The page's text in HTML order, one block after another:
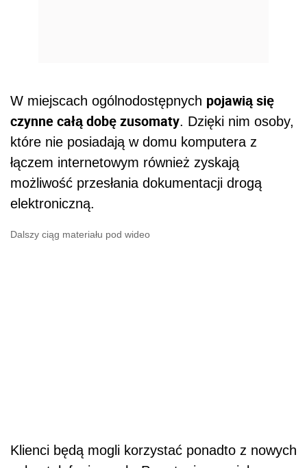
W miejscach ogólnodostępnych pojawią się
czynne całą dobę zusomaty. Dzięki nim osoby,
które nie posiadają w domu komputera z
łączem internetowym również zyskają
możliwość przesłania dokumentacji drogą
elektroniczną.
Dalszy ciąg materiału pod wideo
Klienci będą mogli korzystać ponadto z nowych